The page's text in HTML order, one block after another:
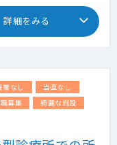
てはいませんが先生方
受け方等柔軟に対応い
療となります。
ドライバー兼務）と2名
詳細をみる
業なし
当直なし
募集
綺麗な施設